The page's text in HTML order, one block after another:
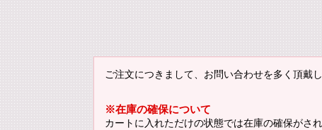
ご注文につきまして、お問い合わせを多く頂戴
※在庫の確保について
カートに入れただけの状態では在庫の確保がさ